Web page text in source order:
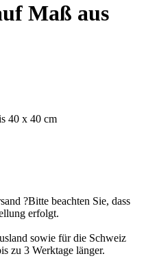
Maß aus
40 x 40 cm
?Bitte beachten Sie, dass
erfolgt.
sowie für die Schweiz
zu 3 Werktage länger.